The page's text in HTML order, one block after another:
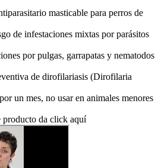
masticable para perros de
de infestaciones mixtas por parásitos
por pulgas, garrapatas y nematodos
de dirofilariasis (Dirofilaria
un mes, no usar en animales menores
producto da click aquí